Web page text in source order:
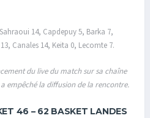
14, Capdepuy 5, Barka 7,
Canales 14, Keita 0, Lecomte 7.
du live du match sur sa chaîne
empêché la diffusion de la rencontre.
46 – 62 BASKET LANDES